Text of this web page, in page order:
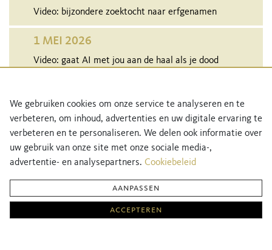
We gebruiken cookies om onze service te analyseren en te
verbeteren, om inhoud, advertenties en uw digitale ervaring te
verbeteren en te personaliseren. We delen ook informatie over
uw gebruik van onze site met onze sociale media-,
advertentie- en analysepartners. Cookiebeleid
aanpassen
accepteren
Video: bijzondere zoektocht naar erfgenamen
1 MEI 2026
Video: gaat AI met jou aan de haal als je dood
29 APRIL 2026
Audio: bewuste keuzes maken als je gaat trouwen
MEER NIEUWS
Netwerk Notarissen Direct is een initiatief van Netwerk Notarissen, de grootste en
sterkste notariële community van Nederland.